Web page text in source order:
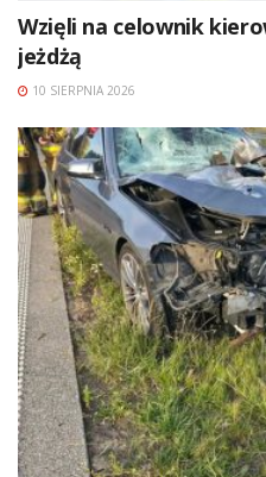
Wzięli na celownik
jeżdżą
10 SIERPNIA 2026